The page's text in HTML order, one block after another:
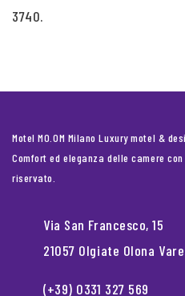
3740.
Motel MO.OM Milano Luxury motel &
Comfort ed eleganza delle camere
riservato.
Via San Francesco, 15
21057 Olgiate Olona
(+39) 0331 327 569